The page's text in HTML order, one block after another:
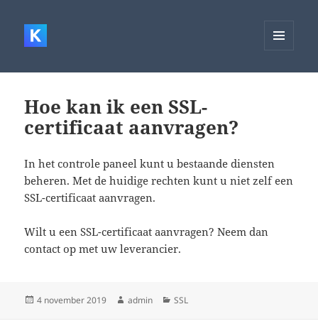
Hoe kan ik een SSL-
certificaat aanvragen?
In het controle paneel kunt u bestaande diensten
beheren. Met de huidige rechten kunt u niet zelf een
SSL-certificaat aanvragen.
Wilt u een SSL-certificaat aanvragen? Neem dan
contact op met uw leverancier.
Geplaatst
4 november 2019 Auteur
admin Categorieën
SSL